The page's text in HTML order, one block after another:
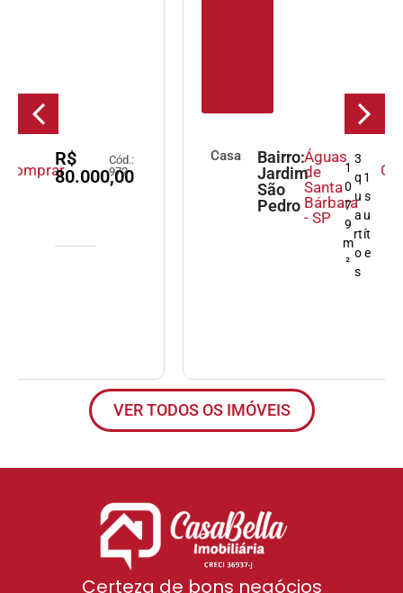
Casa
Bairro:
Jardim
São
Comprar
R$
1.500.000,00
Cód.:
VER TODOS OS IMÓVEIS
Certeza de bons negócios